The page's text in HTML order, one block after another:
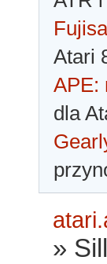
Atari
APE:
dla
»